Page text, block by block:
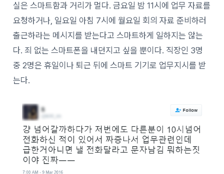
실은 스마트함과 거리가 멀다. 금요일 밤 11시에 업무 자료를
요청하거나, 일요일 아침 7시에 월요일 회의 자료 준비하러
출근하라는 메시지를 받는다고 스마트하게 일하지는 않는
다. 죄 없는 스마트폰을 내던지고 싶을 뿐이다. 직장인 3명
중 2명은 휴일이나 퇴근 뒤에 스마트 기기로 업무지시를 받
는다.